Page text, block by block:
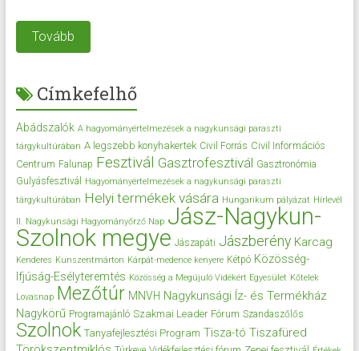
Tovább
Címkefelhő
Abádszalók A hagyományértelmezések a nagykunsági paraszti
tárgykultúrában A legszebb konyhakertek Civil Forrás Civil Információs
Centrum Falunap Fesztivál Gasztrofesztivál Gasztronómia
Gulyásfesztivál
Hagyományértelmezések a nagykunsági paraszti
tárgykultúrában Helyi termékek vására Hungarikum pályázat Hírlevél
II. Nagykunsági Hagyományőrző Nap Jász-Nagykun-
Szolnok megye Jászapáti Jászberény Karcag
Kenderes Kunszentmárton Kárpát-medence kenyere Kétpó Közösség-
Ifjúság-Esélyteremtés Közösség a Megújuló Vidékért Egyesület Kőtelek
Lovasnap Mezőtúr MNVH Nagykunsági Íz- és Termékház
Nagykörű Programajánló Szakmai Leader Fórum Szandaszőlős
Szolnok Tanyafejlesztési Program Tisza-tó Tiszafüred